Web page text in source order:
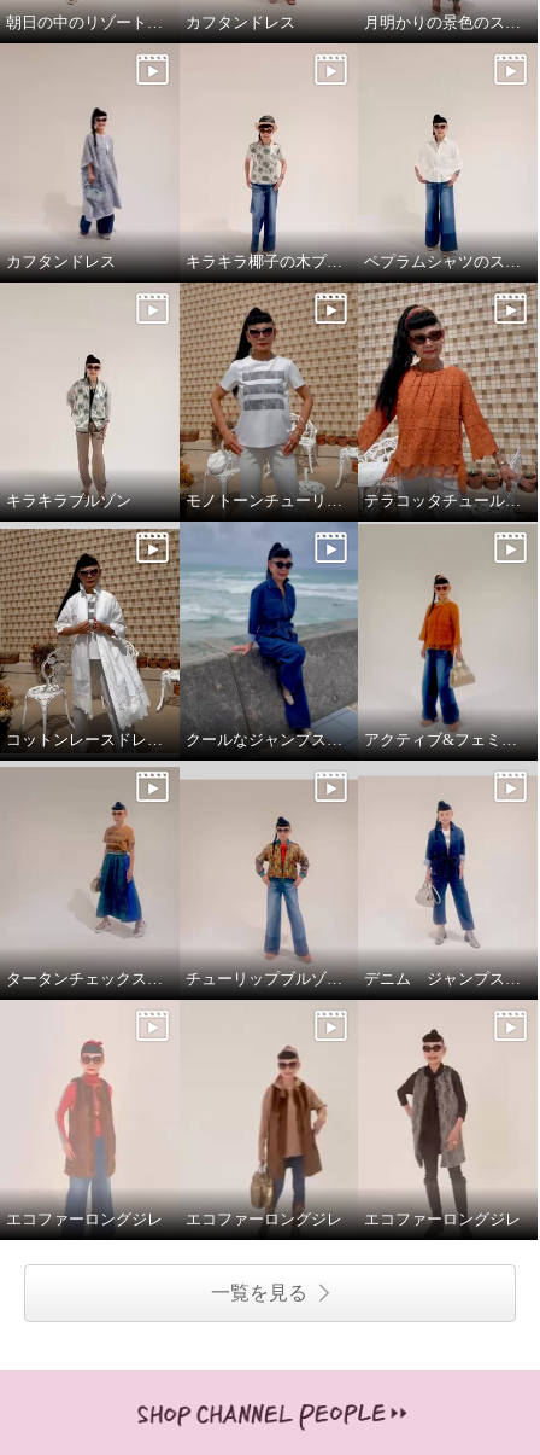
朝日の中のリゾート地の景色のスカートと、ドレスシャツ カフタンドレス 月明かりの景色のスカートで，リラックス!
カフタンドレス キラキラ椰子の木プルオーバーでワクワクスタイリング ペプラムシャツのスタイリング
キラキラブルゾン モノトーンチューリップ柄のTシャツ テラコッタチュールレースプルオーバー。
コットンレースドレスコート クールなジャンプスーツ‼️ アクティブ&フェミニンスタイリング
タータンチェックスカートで、新鮮スタイリング チューリップブルゾンと、ブラストパギーパンツ デニム ジャンプスーツ
エコファーロングジレ エコファーロングジレ エコファーロングジレ
一覧を見る